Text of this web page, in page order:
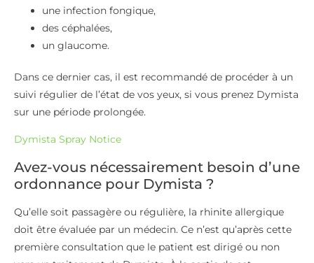
une infection fongique,
des céphalées,
un glaucome.
Dans ce dernier cas, il est recommandé de procéder à un
suivi régulier de l’état de vos yeux, si vous prenez Dymista
sur une période prolongée.
Dymista Spray Notice
Avez-vous nécessairement besoin d’une
ordonnance pour Dymista ?
Qu’elle soit passagère ou régulière, la rhinite allergique
doit être évaluée par un médecin. Ce n’est qu’après cette
première consultation que le patient est dirigé ou non